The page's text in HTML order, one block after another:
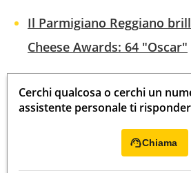
Il Parmigiano Reggiano
Cheese Awards: 64 "Oscar"
Cerchi qualcosa o cerchi un
assistente personale ti
Chiama